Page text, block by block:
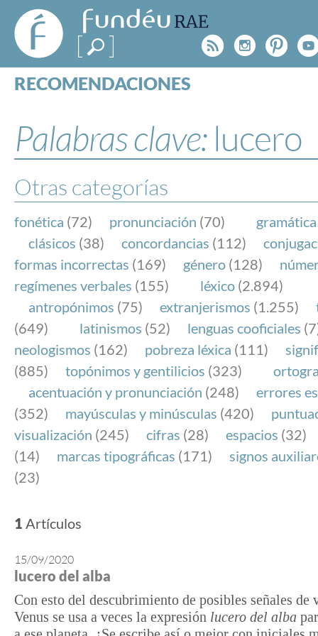
FundéuRAE
- Fundación
del Español
Urgente
Rss
RECOMENDACIONES
ESPECIALES
BLOG
NOTICIAS
SOBRE LA FUNDÉURAE
FundéuRAE es una fundación patrocinada por la
y la Real Academia Española, cuyo objetivo es
el buen uso del español en los medios de
Internet.
Palabras clave: lucero
Otras categorías
fonética (72) pronunciación (70) gramática
clásicos (38) concordancias (112)
formas incorrectas (169) género (128)
regímenes verbales (155) léxico (2.894)
antropónimos (75) extranjerismos (1.255)
(649)
latinismos (52) lenguas cooficiales
neologismos (162) pobreza léxica (111)
(885)
topónimos y gentilicios (323)
acentuación y pronunciación (248)
errores
(352)
mayúsculas y minúsculas (420)
visualización (245) cifras (28) espacios (32)
(14)
marcas tipográficas (171)
signos
(23)
1 Artículos
15/09/2020
lucero del alba
Con esto del descubrimiento de posibles señales de
Venus se usa a veces la expresión lucero del alba